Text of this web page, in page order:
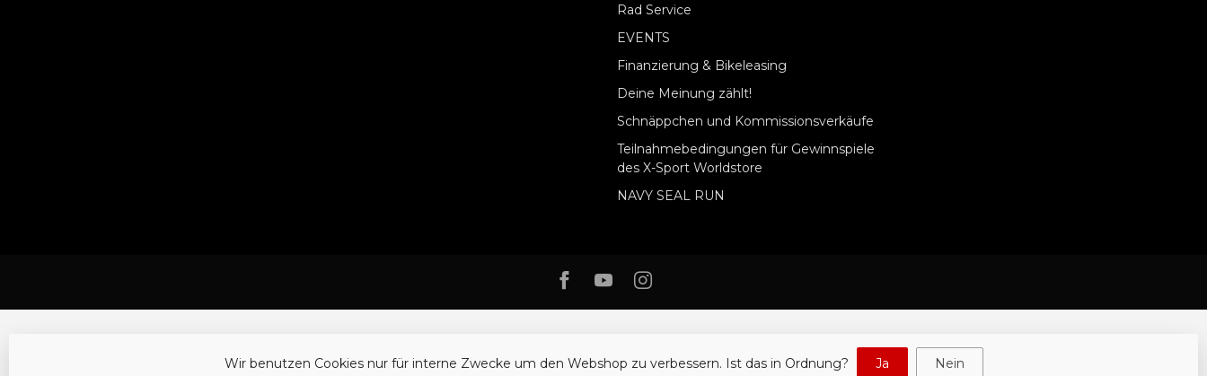
Rad Service
EVENTS
Finanzierung & Bikeleasing
Deine Meinung zählt!
Schnäppchen und Kommissionsverkäufe
Teilnahmebedingungen für Gewinnspiele
des X-Sport Worldstore
NAVY SEAL RUN
Wir benutzen Cookies nur für interne Zwecke um den Webshop zu verbessern. Ist das in Ordnung? Ja Nein